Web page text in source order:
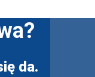
da.